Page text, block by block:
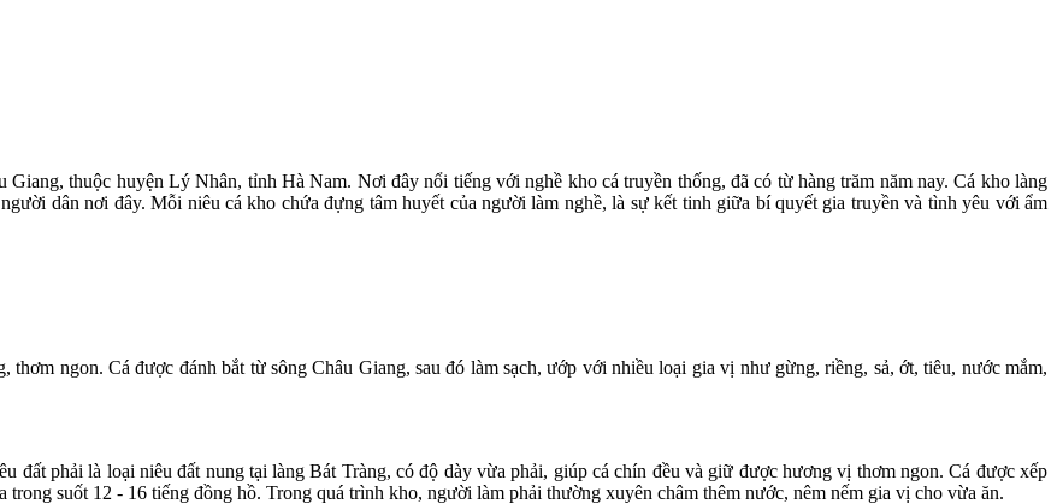
thuộc huyện Lý Nhân, tỉnh Hà Nam. Nơi đây nổi tiếng với nghề kho cá truyền thống, đã có từ hàng trăm năm nay. Cá kho làng
dân nơi đây. Mỗi niêu cá kho chứa đựng tâm huyết của người làm nghề, là sự kết tinh giữa bí quyết gia truyền và tình yêu với ẩm
ngon. Cá được đánh bắt từ sông Châu Giang, sau đó làm sạch, ướp với nhiều loại gia vị như gừng, riềng, sả, ớt, tiêu, nước mắm,
đất phải là loại niêu đất nung tại làng Bát Tràng, có độ dày vừa phải, giúp cá chín đều và giữ được hương vị thơm ngon. Cá được xếp
suốt 12 - 16 tiếng đồng hồ. Trong quá trình kho, người làm phải thường xuyên châm thêm nước, nêm nếm gia vị cho vừa ăn.